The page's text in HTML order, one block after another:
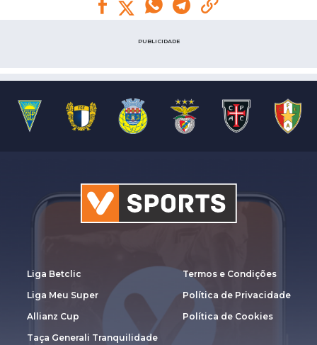
PUBLICIDADE
Liga Betclic
Liga Meu Super
Allianz Cup
Taça Generali Tranquilidade
Termos e Condições
Política de Privacidade
Política de Cookies